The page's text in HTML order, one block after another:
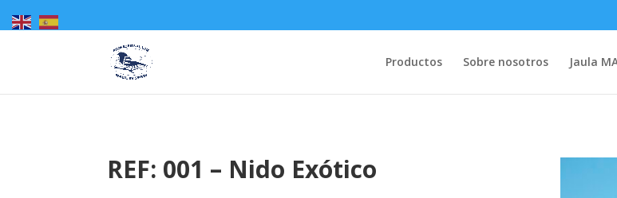
Productos Sobre nosotros Jaula
REF: 001 – Nido Exótico